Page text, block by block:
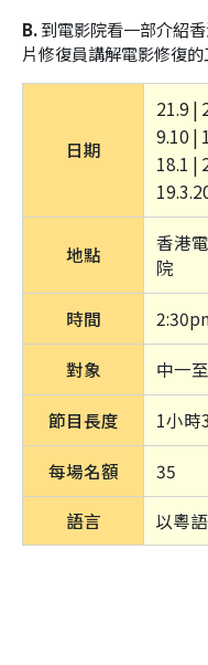
B.到電影院看一部介紹
片修復員講解電影修復的
日期
21.9 |
9.10 |
18.1 |
地點
香港
院
時間
對象 中一
節目長度 1小時
每場名額 35
語言 以粵